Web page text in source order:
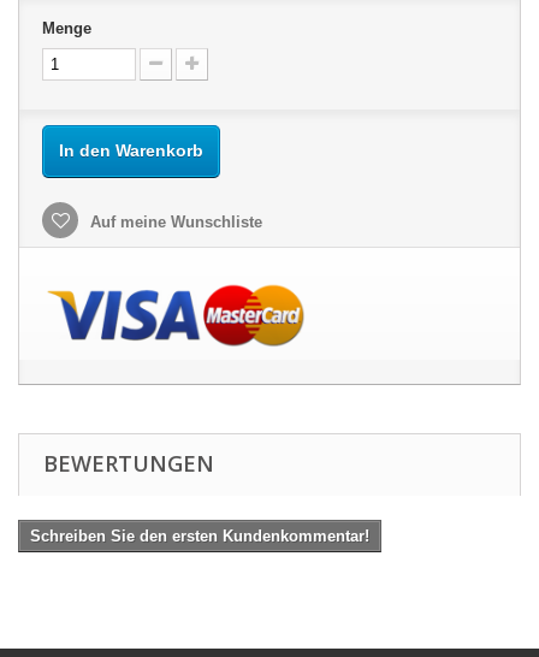
Menge
In den Warenkorb
Auf meine Wunschliste
BEWERTUNGEN
Schreiben Sie den ersten Kundenkommentar!